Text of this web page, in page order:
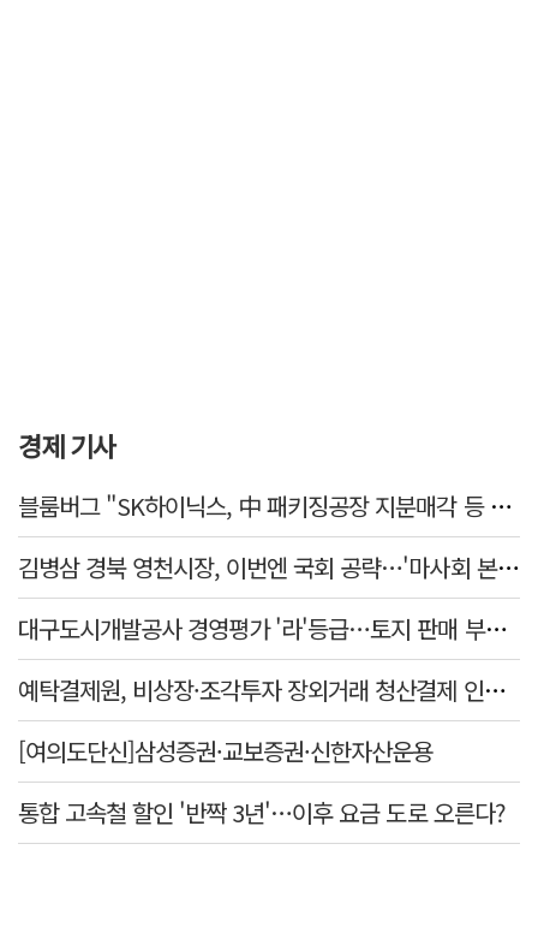
경제 기사
블룸버그 "SK하이닉스, 中 패키징공장 지분매각 등 검토"
김병삼 경북 영천시장, 이번엔 국회 공략…'마사회 본사 이전·광역교통망 확충' 요청
대구도시개발공사 경영평가 '라'등급…토지 판매 부진에 1년 만에 두 단계 '뚝'
예탁결제원, 비상장·조각투자 장외거래 청산결제 인프라 구축 착수…연내 가동
[여의도단신]삼성증권·교보증권·신한자산운용
통합 고속철 할인 '반짝 3년'…이후 요금 도로 오른다?